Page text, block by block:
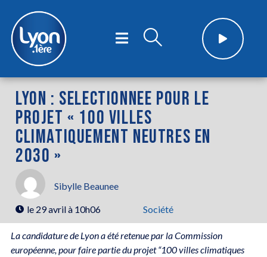
LYON : SELECTIONNEE POUR LE
PROJET « 100 VILLES
CLIMATIQUEMENT NEUTRES EN
2030 »
Sibylle Beaunee
le 29 avril à 10h06 Société
La candidature de Lyon a été retenue par la Commission
européenne, pour faire partie du projet “100 villes climatiques